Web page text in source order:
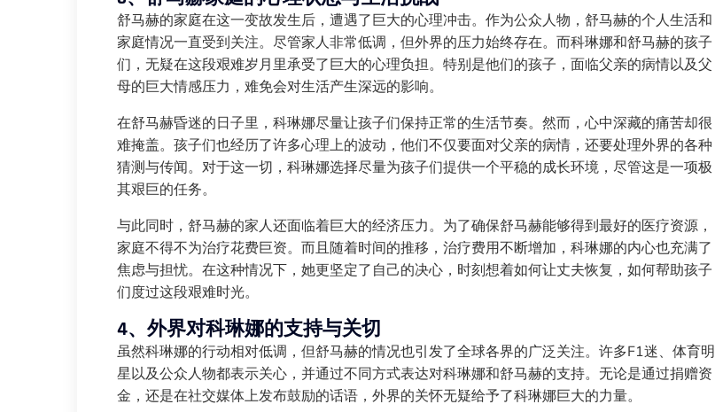
舒马赫的家庭在这一变故发生后，遭遇了巨大的心理冲击。作为公众人物，舒马赫的个人生活和
家庭情况一直受到关注。尽管家人非常低调，但外界的压力始终存在。而科琳娜和舒马赫的孩子
们，无疑在这段艰难岁月里承受了巨大的心理负担。特别是他们的孩子，面临父亲的病情以及父
母的巨大情感压力，难免会对生活产生深远的影响。
在舒马赫昏迷的日子里，科琳娜尽量让孩子们保持正常的生活节奏。然而，心中深藏的痛苦却很
难掩盖。孩子们也经历了许多心理上的波动，他们不仅要面对父亲的病情，还要处理外界的各种
猜测与传闻。对于这一切，科琳娜选择尽量为孩子们提供一个平稳的成长环境，尽管这是一项极
其艰巨的任务。
与此同时，舒马赫的家人还面临着巨大的经济压力。为了确保舒马赫能够得到最好的医疗资源，
家庭不得不为治疗花费巨资。而且随着时间的推移，治疗费用不断增加，科琳娜的内心也充满了
焦虑与担忧。在这种情况下，她更坚定了自己的决心，时刻想着如何让丈夫恢复，如何帮助孩子
们度过这段艰难时光。
4、外界对科琳娜的支持与关切
虽然科琳娜的行动相对低调，但舒马赫的情况也引发了全球各界的广泛关注。许多F1迷、体育明
星以及公众人物都表示关心，并通过不同方式表达对科琳娜和舒马赫的支持。无论是通过捐赠资
金，还是在社交媒体上发布鼓励的话语，外界的关怀无疑给予了科琳娜巨大的力量。